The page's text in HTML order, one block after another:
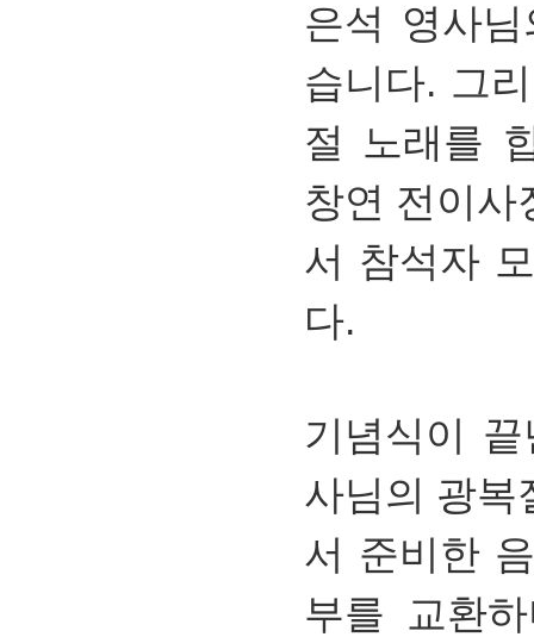
은석 영사
습니다. 그
절 노래를
창연 전이사
서 참석자
다.
기념식이
사님의 광복
서 준비한
부를 교환